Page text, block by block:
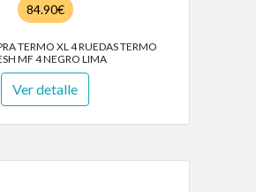
84.90€
TERMO XL 4 RUEDAS TERMO
MF 4 NEGRO LIMA
Ver detalle